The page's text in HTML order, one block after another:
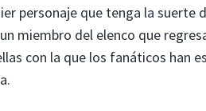
personaje que tenga la suerte
miembro del elenco que
con la que los fanáticos han